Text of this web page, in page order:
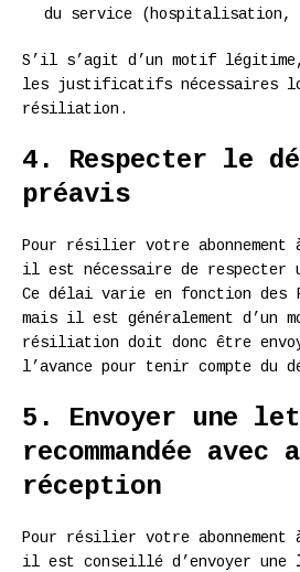
du service (hospitalisation,
S’il s’agit d’un motif
les justificatifs nécessaires
résiliation.
4. Respecter le
préavis
Pour résilier votre abonnement
il est nécessaire de respecter
Ce délai varie en fonction des
mais il est généralement d’un
résiliation doit donc être
l’avance pour tenir compte du
5. Envoyer une
recommandée avec
réception
Pour résilier votre abonnement
il est conseillé d’envoyer une